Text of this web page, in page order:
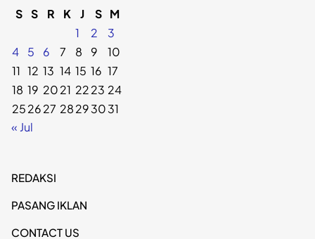
S S R K J S M
1
2
3
4
5 6 7 8 9
10
11 12 13 14 15 16 17
18 19 2021 2223 24
252627 28293031
« Jul
REDAKSI
PASANG IKLAN
CONTACT US